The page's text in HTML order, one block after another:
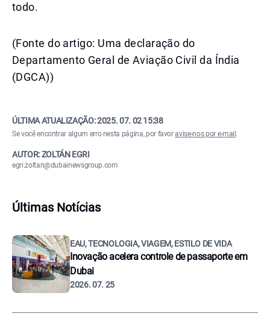
todo.
(Fonte do artigo: Uma declaração do
Departamento Geral de Aviação Civil da Índia
(DGCA))
ÚLTIMA ATUALIZAÇÃO:2025. 07. 02 15:38
Se você encontrar algum erro nesta página, por favoravise-nos por e-mail .
AUTOR: ZOLTÁN EGRI
egri.zoltan@dubainewsgroup.com
Últimas Notícias
EAU, TECNOLOGIA, VIAGEM, ESTILO DE VIDA
Inovação acelera controle de passaporte em
Dubai
2026. 07. 25